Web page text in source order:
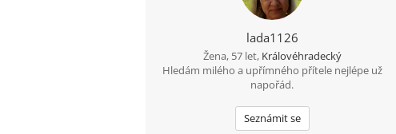
lada1126
Žena, 57 let, Královéhradecký
Hledám milého a upřímného přítele nejlépe už
napořád.
Seznámit se